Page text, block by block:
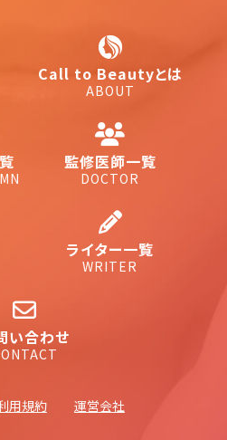
Call to Beautyとは
ABOUT
監修医師一覧
DOCTOR
ライター一覧
WRITER
い合わせ
用規約
運営会社